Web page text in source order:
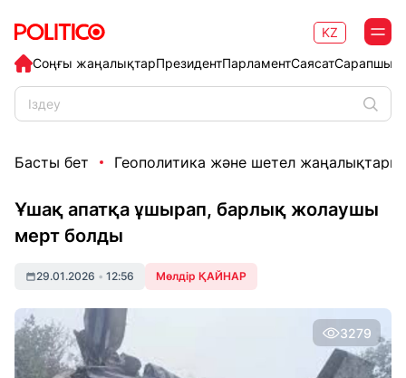
Соңғы жаңалықтарПрезидентПарламентСаясат
KZ
Басты бет Геополитика және шетел жаңалықтары
Ұшақ апатқа ұшырап, барлық жолаушы
мерт болды
29.01.2026 • 12:56 Мөлдір ҚАЙНАР
3279